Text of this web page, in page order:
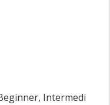
Intermedi